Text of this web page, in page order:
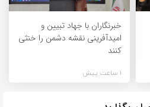
خبرنگاران با جهاد تبیین و
امیدآفرینی نقشه دشمن را خنثی
کنند
1 ساعت پیش